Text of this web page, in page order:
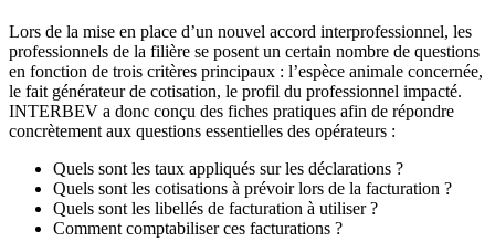
Lors de la mise en place d’un nouvel accord interprofessionnel, les
professionnels de la filière se posent un certain nombre de questions
en fonction de trois critères principaux : l’espèce animale concernée,
le fait générateur de cotisation, le profil du professionnel impacté.
INTERBEV a donc conçu des fiches pratiques afin de répondre
concrètement aux questions essentielles des opérateurs :
Quels sont les taux appliqués sur les déclarations ?
Quels sont les cotisations à prévoir lors de la facturation ?
Quels sont les libellés de facturation à utiliser ?
Comment comptabiliser ces facturations ?